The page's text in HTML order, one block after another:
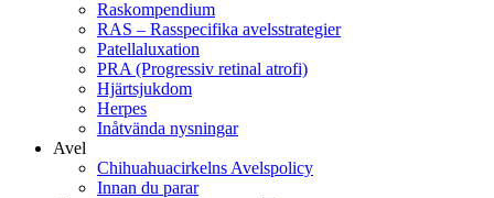
Raskompendium
RAS – Rasspecifika avelsstrategier
Patellaluxation
PRA (Progressiv retinal atrofi)
Hjärtsjukdom
Herpes
Inåtvända nysningar
Avel
Chihuahuacirkelns Avelspolicy
Innan du parar